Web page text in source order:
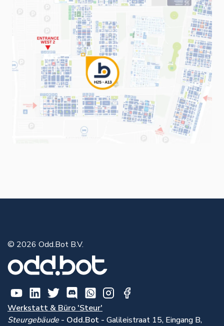
© 2026 Odd.Bot B.V.
Werkstatt & Büro 'Steur'
Steurgebäude - Odd.Bot - Galileistraat 15, Eingang B,